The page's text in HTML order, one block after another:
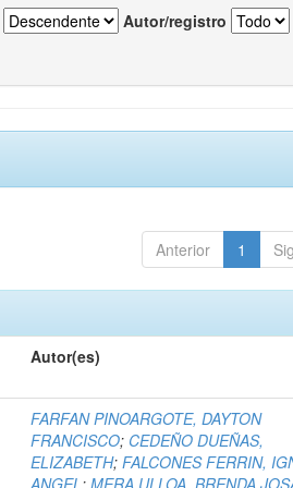
Autor/registro
Anterior 1
Autor(es)
FARFAN PINOARGOTE, DAYTON
FRANCISCO; CEDEÑO DUEÑAS,
ELIZABETH;FALCONES FERRIN,
ANGEL ;MERA ULLOA, BRENDA